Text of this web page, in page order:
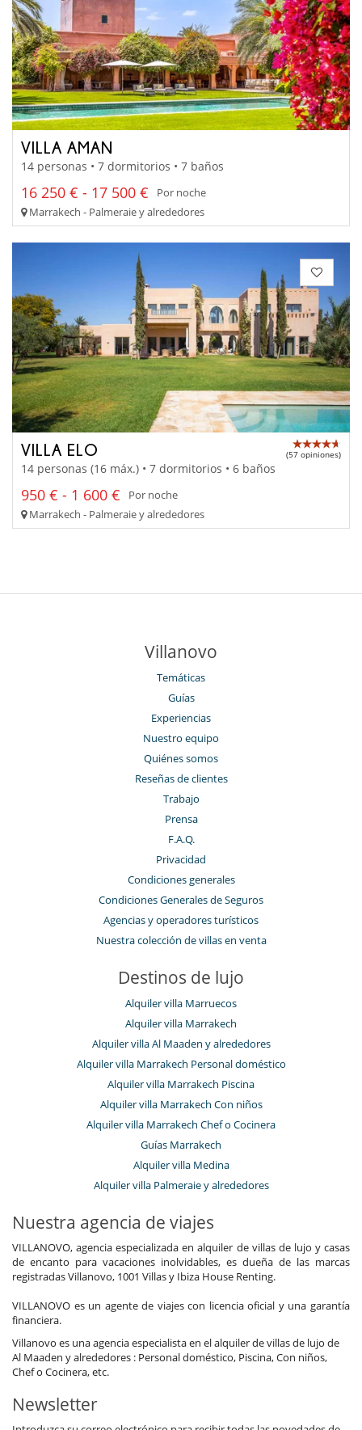
VILLA AMAN
14 personas • 7 dormitorios • 7 baños
16 250 € - 17 500 €
Por noche
Marrakech - Palmeraie y alrededores
VILLA ELO (57 opiniones)
14 personas (16 máx.) • 7 dormitorios • 6 baños
950 € - 1 600 €
Por noche
Marrakech - Palmeraie y alrededores
Villanovo
Temáticas
Guías
Experiencias
Nuestro equipo
Quiénes somos
Reseñas de clientes
Trabajo
Prensa
F.A.Q.
Privacidad
Condiciones generales
Condiciones Generales de Seguros
Agencias y operadores turísticos
Nuestra colección de villas en venta
Destinos de lujo
Alquiler villa Marruecos
Alquiler villa Marrakech
Alquiler villa Al Maaden y alrededores
Alquiler villa Marrakech Personal doméstico
Alquiler villa Marrakech Piscina
Alquiler villa Marrakech Con niños
Alquiler villa Marrakech Chef o Cocinera
Guías Marrakech
Alquiler villa Medina
Alquiler villa Palmeraie y alrededores
Nuestra agencia de viajes
VILLANOVO, agencia especializada en alquiler de villas de lujo y casas
de encanto para vacaciones inolvidables, es dueña de las marcas
registradas Villanovo, 1001 Villas y Ibiza House Renting.
VILLANOVO es un agente de viajes con licencia oficial y una garantía
financiera.
Villanovo es una agencia especialista en el alquiler de villas de lujo de
Al Maaden y alrededores : Personal doméstico, Piscina, Con niños,
Chef o Cocinera, etc.
Newsletter